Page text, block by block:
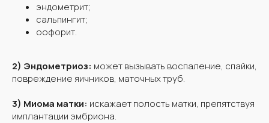
эндометрит;
сальпингит;
оофорит.
2) Эндометриоз: может вызывать воспаление, спайки,
повреждение яичников, маточных труб.
3) Миома матки: искажает полость матки, препятствуя
имплантации эмбриона.